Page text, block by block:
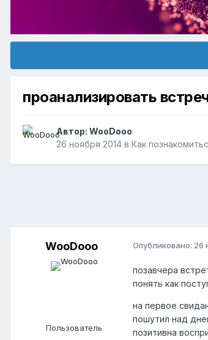
проанализировать
Автор: WooDooo
26 ноября 2014 в Как
WooDooo
Пользователь
Опубликовано: 26
позавчера
понять как
на первое
пошутил над
позитивна